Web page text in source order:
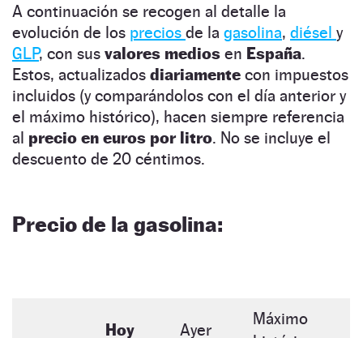
A continuación se recogen al detalle la
evolución de los precios de la gasolina, diésel y
GLP, con sus valores medios en España.
Estos, actualizados diariamente con impuestos
incluidos (y comparándolos con el día anterior y
el máximo histórico), hacen siempre referencia
al precio en euros por litro. No se incluye el
descuento de 20 céntimos.
Precio de la gasolina:
Hoy Ayer
Máximo